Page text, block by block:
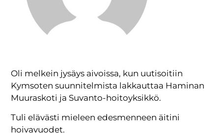
Oli melkein jysäys aivoissa, kun uutisoitiin
Kymsoten suunnitelmista lakkauttaa Haminan
Muuraskoti ja Suvanto-hoitoyksikkö.
Tuli elävästi mieleen edesmenneen äitini
hoivavuodet.